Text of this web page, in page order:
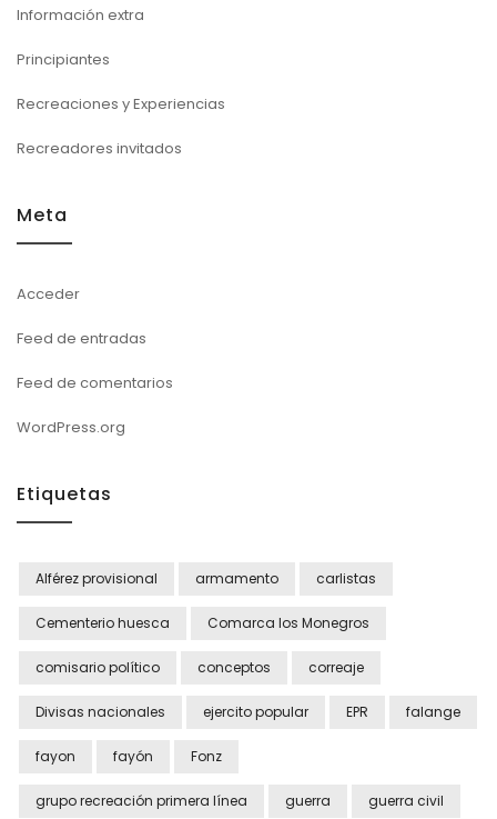
Información extra
Principiantes
Recreaciones y Experiencias
Recreadores invitados
Meta
Acceder
Feed de entradas
Feed de comentarios
WordPress.org
Etiquetas
Alférez provisional armamento carlistas
Cementerio huesca Comarca los Monegros
comisario político conceptos correaje
Divisas nacionales ejercito popular EPR falange
fayon fayón Fonz
grupo recreación primera línea guerra guerra civil